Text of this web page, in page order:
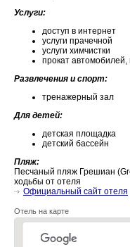
Услуги:
доступ в интернет
услуги прачечной
услуги химчистки
прокат
Развлечения и спорт:
тренажерный зал
Для детей:
детская площадка
детский бассейн
Пляж:
Песчаный пляж Грешиан
ходьбы от отеля
Официальный сайт отеля
Отель на карте